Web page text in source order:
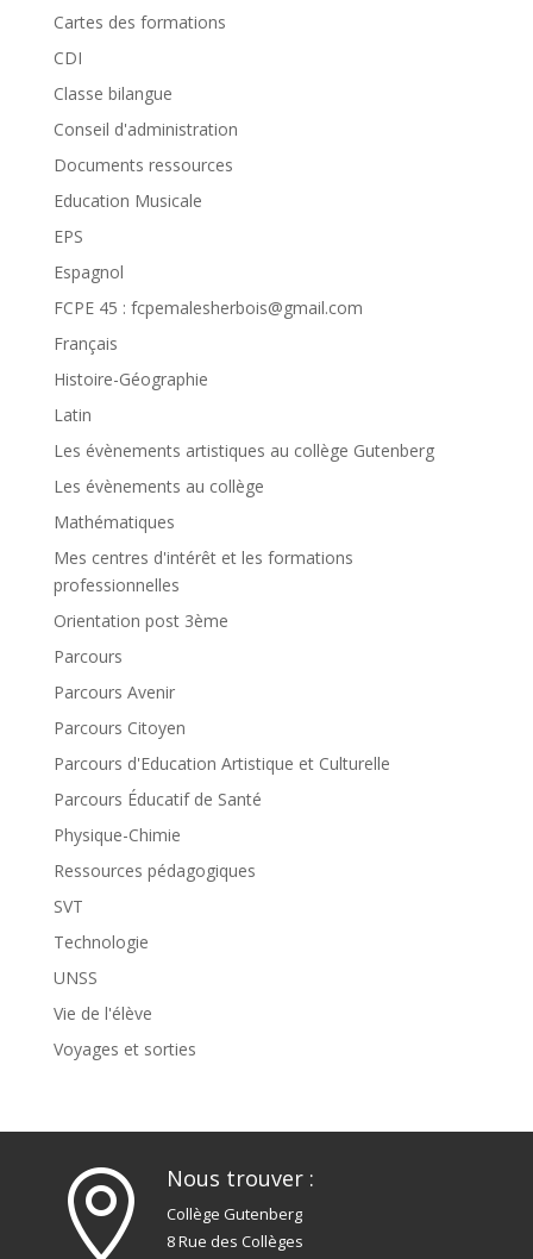
Cartes des formations
CDI
Classe bilangue
Conseil d'administration
Documents ressources
Education Musicale
EPS
Espagnol
FCPE 45 : fcpemalesherbois@gmail.com
Français
Histoire-Géographie
Latin
Les évènements artistiques au collège Gutenberg
Les évènements au collège
Mathématiques
Mes centres d'intérêt et les formations
professionnelles
Orientation post 3ème
Parcours
Parcours Avenir
Parcours Citoyen
Parcours d'Education Artistique et Culturelle
Parcours Éducatif de Santé
Physique-Chimie
Ressources pédagogiques
SVT
Technologie
UNSS
Vie de l'élève
Voyages et sorties
 Nous trouver :
Collège Gutenberg
8 Rue des Collèges